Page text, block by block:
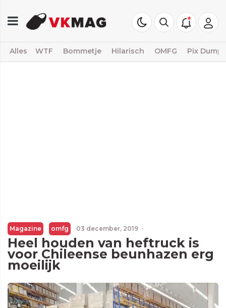
Alles WTF Bommetje Hilarisch OMFG Pix Dump
Magazine omfg 03 december, 2019 ·
Heel houden van heftruck is
voor Chileense beunhazen erg
moeilijk